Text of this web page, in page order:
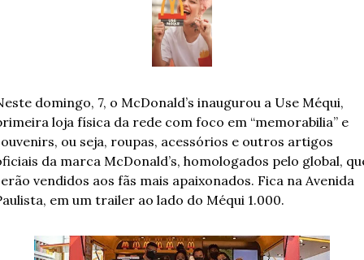
domingo, 7, o McDonald’s inaugurou a Use Méqui,
loja física da rede com foco em “memorabilia” e
ou seja, roupas, acessórios e outros artigos
da marca McDonald’s, homologados pelo global,
vendidos aos fãs mais apaixonados. Fica na Avenida
em um trailer ao lado do Méqui 1.000.